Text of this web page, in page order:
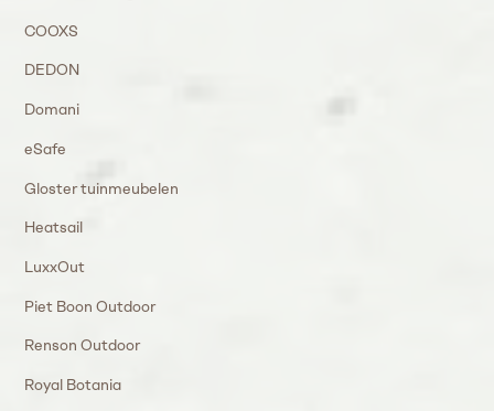
COOXS
DEDON
Domani
eSafe
Gloster tuinmeubelen
Heatsail
LuxxOut
Piet Boon Outdoor
Renson Outdoor
Royal Botania